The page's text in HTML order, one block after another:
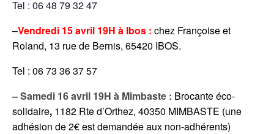
Tel : 06 48 79 32 47
–Vendredi 15 avril 19H à Ibos : chez Françoise et
Roland, 13 rue de Bernis, 65420 IBOS.
Tel : 06 73 36 37 57
– Samedi 16 avril 19H à Mimbaste : Brocante éco-
solidaire, 1182 Rte d’Orthez, 40350 MIMBASTE (une
adhésion de 2€ est demandée aux non-adhérents)